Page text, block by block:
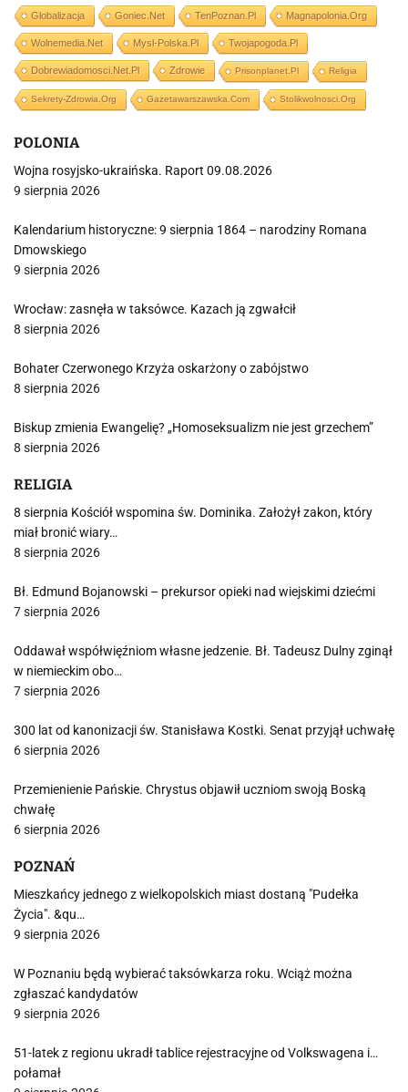
Globalizacja Goniec.net TenPoznan.pl Magnapolonia.org
Wolnemedia.net Mysl-Polska.pl Twojapogoda.pl
Dobrewiadomosci.net.pl Zdrowie Prisonplanet.pl Religia
Sekrety-Zdrowia.org Gazetawarszawska.com Stolikwolnosci.org
POLONIA
Wojna rosyjsko-ukraińska. Raport 09.08.2026
9 sierpnia 2026
Kalendarium historyczne: 9 sierpnia 1864 – narodziny Romana
Dmowskiego
9 sierpnia 2026
Wrocław: zasnęła w taksówce. Kazach ją zgwałcił
8 sierpnia 2026
Bohater Czerwonego Krzyża oskarżony o zabójstwo
8 sierpnia 2026
Biskup zmienia Ewangelię? „Homoseksualizm nie jest grzechem”
8 sierpnia 2026
RELIGIA
8 sierpnia Kościół wspomina św. Dominika. Założył zakon, który
miał bronić wiary…
8 sierpnia 2026
Bł. Edmund Bojanowski – prekursor opieki nad wiejskimi dziećmi
7 sierpnia 2026
Oddawał współwięźniom własne jedzenie. Bł. Tadeusz Dulny zginął
w niemieckim obo…
7 sierpnia 2026
300 lat od kanonizacji św. Stanisława Kostki. Senat przyjął uchwałę
6 sierpnia 2026
Przemienienie Pańskie. Chrystus objawił uczniom swoją Boską
chwałę
6 sierpnia 2026
POZNAŃ
Mieszkańcy jednego z wielkopolskich miast dostaną "Pudełka
Życia". &qu…
9 sierpnia 2026
W Poznaniu będą wybierać taksówkarza roku. Wciąż można
zgłaszać kandydatów
9 sierpnia 2026
51-latek z regionu ukradł tablice rejestracyjne od Volkswagena i…
połamał